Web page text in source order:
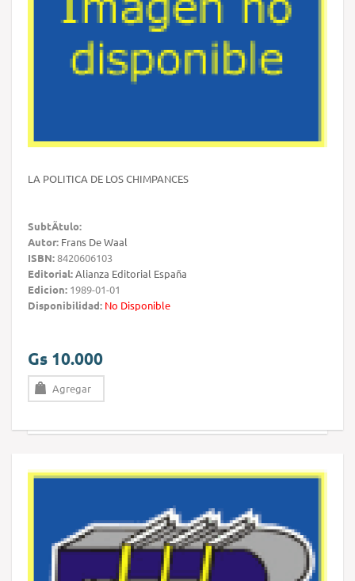
LA POLITICA DE LOS CHIMPANCES
SubtÃ­tulo:
Autor: Frans De Waal
ISBN:8420606103
Editorial:Alianza Editorial España
Edicion: 1989-01-01
Disponibilidad: No Disponible
Gs 10.000
Agregar